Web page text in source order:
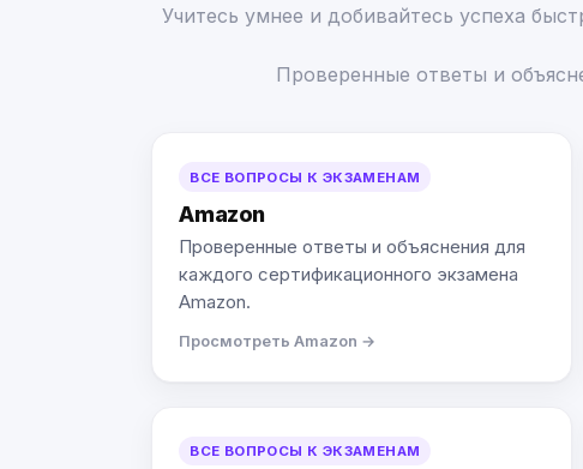
Учитесь умнее и добивайтесь успеха
Проверенные ответы и
ВСЕ ВОПРОСЫ К ЭКЗАМЕНАМ
Amazon
Проверенные ответы и объяснения для
каждого сертификационного экзамена
Amazon.
Просмотреть Amazon →
ВСЕ ВОПРОСЫ К ЭКЗАМЕНАМ